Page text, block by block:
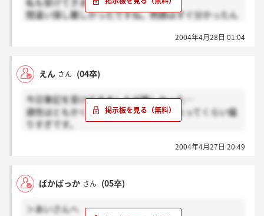
間違い探し難しかったですね。例題はすぐ分かったん
実際の問題がなかなか絞れず苦労しました(-o-;)
2004年4月28日 01:04
えん さん (04卒)
今日筆記を受けてきましたが難しかった…
適性はともかく、学科はこりゃ無いだろってくらい偏
りすぎです。
ところで、適性の間違い探しの全問題で「二つだけ同
私の出来が悪かっただけですが、
二つに絞りきれなかった問題がいくつかあったので…
2004年4月27日 20:49
ばかばっか さん (05卒)
＞あいさんへ